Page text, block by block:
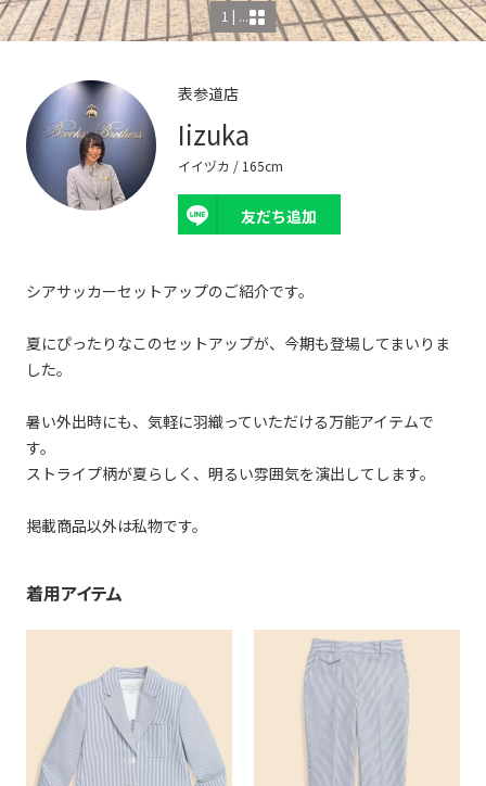
1 | ...
表参道店
Iizuka
イイヅカ / 165cm
友だち追加
シアサッカーセットアップのご紹介です。
夏にぴったりなこのセットアップが、今期も登場してまいりま
した。
暑い外出時にも、気軽に羽織っていただける万能アイテムで
す。
ストライプ柄が夏らしく、明るい雰囲気を演出してします。
掲載商品以外は私物です。
着用アイテム